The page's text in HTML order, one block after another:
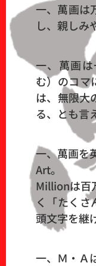
一、萬画は
し、親しみ
一、萬画
む）のコマ
は、無限大
る、とも言
一、萬画を
Art。
Millionは百
く「たくさ
頭文字を継
一、Ｍ・Ａ